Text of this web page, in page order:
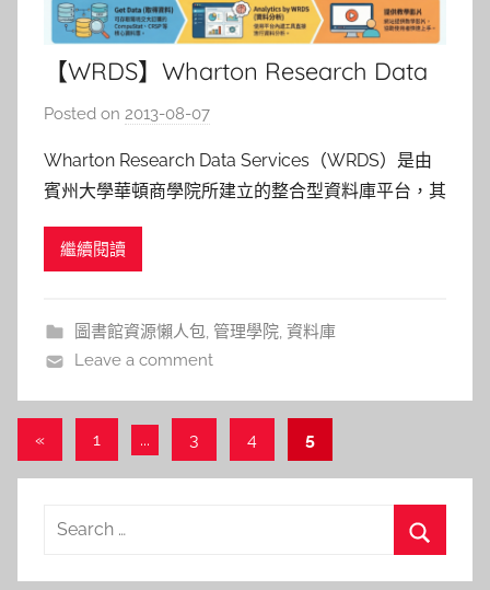
【WRDS】Wharton Research Data
Services 介紹
Posted on 2013-08-07
s
h
a
l
Wharton Research Data Services（WRDS）是由
賓州大學華頓商學院所建立的整合型資料庫平台，其
料正確性。結合多個財經商學資料庫內容涵蓋全世界
繼續閱讀
圖書館資源懶人包, 管理學院, 資料庫
Leave a comment
文
章
«Previous
1 ... 3 4 5
Search